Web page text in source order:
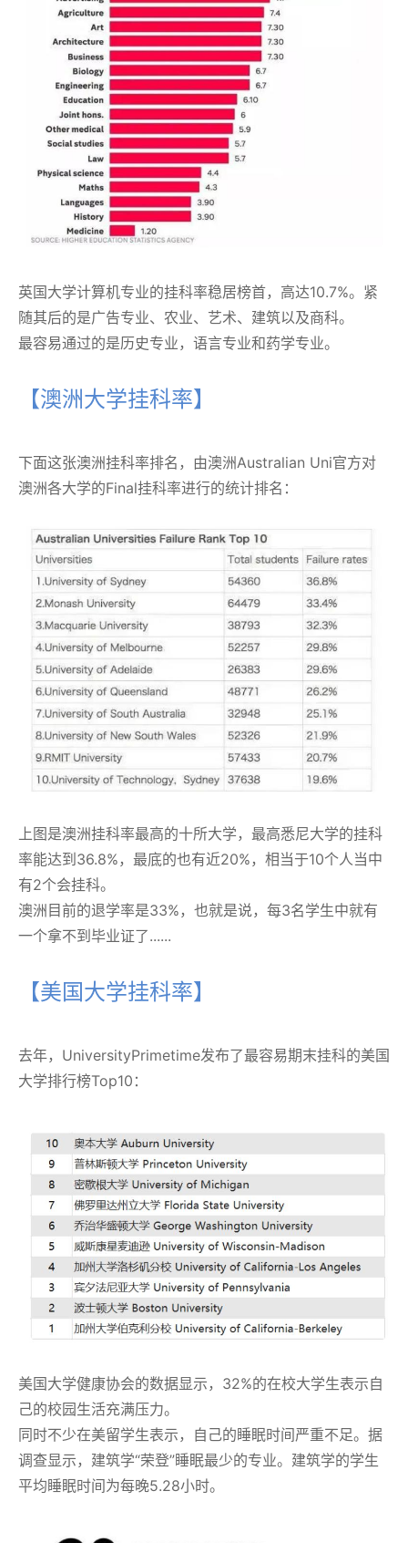
英国大学计算机专业的挂科率稳居榜首，高达10.7%。紧
随其后的是广告专业、农业、艺术、建筑以及商科。
最容易通过的是历史专业，语言专业和药学专业。
【澳洲大学挂科率】
下面这张澳洲挂科率排名，由澳洲Australian Uni官方对
澳洲各大学的Final挂科率进行的统计排名：
上图是澳洲挂科率最高的十所大学，最高悉尼大学的挂科
率能达到36.8%，最底的也有近20%，相当于10个人当中
有2个会挂科。
澳洲目前的退学率是33%，也就是说，每3名学生中就有
一个拿不到毕业证了......
【美国大学挂科率】
去年，UniversityPrimetime发布了最容易期末挂科的美国
大学排行榜Top10：
美国大学健康协会的数据显示，32%的在校大学生表示自
己的校园生活充满压力。
同时不少在美留学生表示，自己的睡眠时间严重不足。据
调查显示，建筑学“荣登”睡眠最少的专业。建筑学的学生
平均睡眠时间为每晚5.28小时。